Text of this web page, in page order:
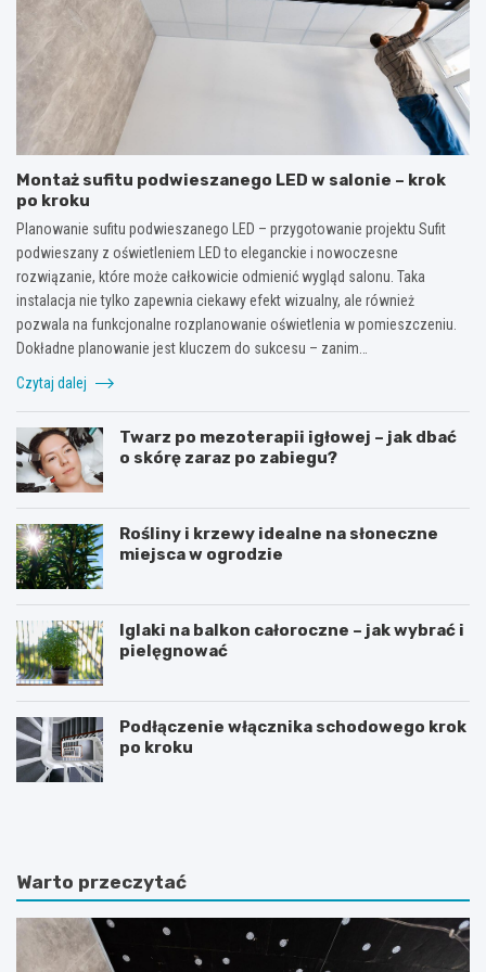
Montaż sufitu podwieszanego LED w salonie – krok
po kroku
Planowanie sufitu podwieszanego LED – przygotowanie projektu Sufit
podwieszany z oświetleniem LED to eleganckie i nowoczesne
rozwiązanie, które może całkowicie odmienić wygląd salonu. Taka
instalacja nie tylko zapewnia ciekawy efekt wizualny, ale również
pozwala na funkcjonalne rozplanowanie oświetlenia w pomieszczeniu.
Dokładne planowanie jest kluczem do sukcesu – zanim…
Czytaj dalej
Twarz po mezoterapii igłowej – jak dbać
o skórę zaraz po zabiegu?
Rośliny i krzewy idealne na słoneczne
miejsca w ogrodzie
Iglaki na balkon całoroczne – jak wybrać i
pielęgnować
Podłączenie włącznika schodowego krok
po kroku
R
n
y
d
C
e
t
a
Warto przeczytać